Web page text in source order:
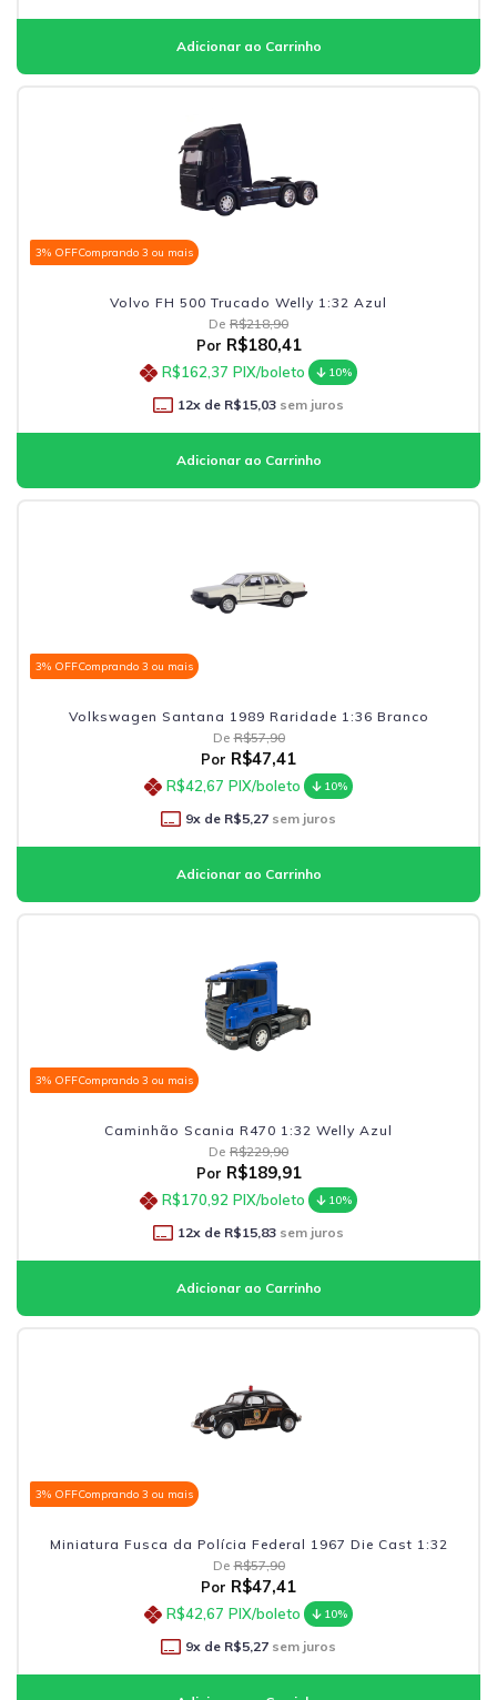
3% OFFComprando 3 ou mais
Volvo FH 500 Trucado Welly 1:32 Azul
De R$218,90
Por R$180,41
R$162,37 PIX/boleto 10%
12x de R$15,03 sem juros
3% OFFComprando 3 ou mais
Volkswagen Santana 1989 Raridade 1:36 Branco
De R$57,90
Por R$47,41
R$42,67 PIX/boleto 10%
9x de R$5,27 sem juros
3% OFFComprando 3 ou mais
Caminhão Scania R470 1:32 Welly Azul
De R$229,90
Por R$189,91
R$170,92 PIX/boleto 10%
12x de R$15,83 sem juros
3% OFFComprando 3 ou mais
Miniatura Fusca da Polícia Federal 1967 Die Cast 1:32
De R$57,90
Por R$47,41
R$42,67 PIX/boleto 10%
9x de R$5,27 sem juros